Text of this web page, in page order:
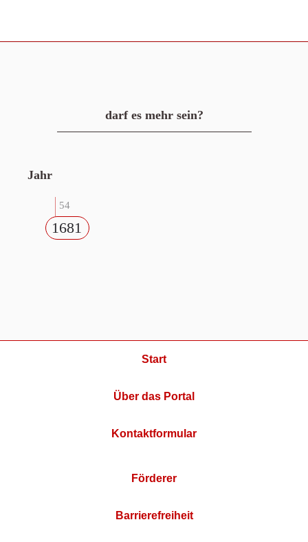
darf es mehr sein?
Jahr
54
1681
Start
Über das Portal
Kontaktformular
Förderer
Barrierefreiheit